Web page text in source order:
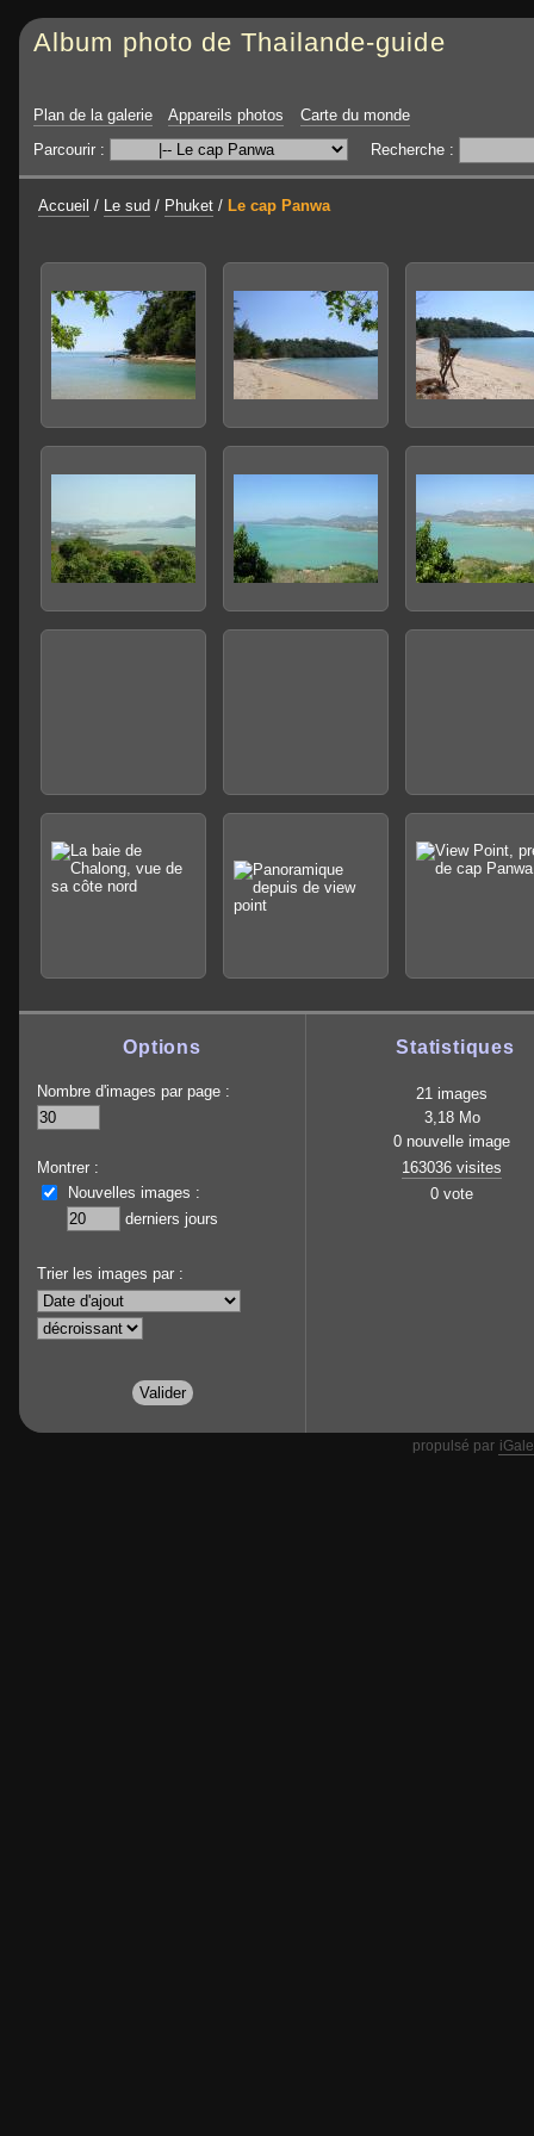
Album photo de Thailande-guide
Plan de la galerie Appareils photos
Carte du monde
Parcourir :
Recherche :
Accueil / Le sud / Phuket / Le cap Panwa
Options
Nombre d'images par page :
Montrer :
Nouvelles images :
derniers jours
Trier les images par :
Statistiques
21 images
3,18 Mo
0 nouvelle image
163036 visites
0 vote
propulsé par